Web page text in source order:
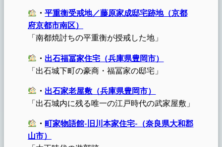
・平重衡受戒地／藤原家成邸宅跡地（京都
府京都市南区）
「南都焼討ちの平重衡が授戒した地」
・ 出石福冨家住宅（兵庫県豊岡市）
「出石城下町の豪商・福冨家の邸宅」
・ 出石家老屋敷（兵庫県豊岡市）
「出石城内に残る唯一の江戸時代の武家屋敷」
・町家物語館-旧川本家住宅-（奈良県大和郡
山市）